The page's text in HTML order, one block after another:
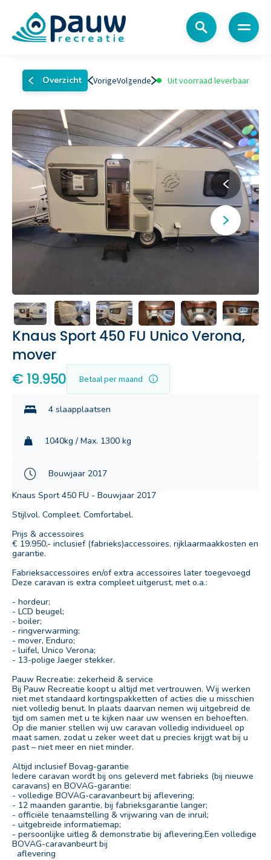
Menu
Overzicht VorigeVolgende Uit voorraad leverbaar
Knaus Sport 450 FU Unico Verona,
mover
€ 19.950 Betaal per maand
4 slaapplaatsen
1040kg / Max. 1300 kg
Bouwjaar 2017
Knaus Sport 450 FU - Bouwjaar 2017
Stijlvol. Compleet. Comfortabel.
Prijs & accessoires
€ 19.950,- inclusief (fabrieks)accessoires, rijklaarmaakkosten en
garantie.
Fabrieksaccessoires en/of extra accessoires later toegevoegd
Deze caravan is extra compleet uitgerust, met o.a.:
- hordeur;
- LCD beugel;
- boiler;
- ringverwarming;
- mover, Enduro;
- luifel, Unico Verona;
- 13-polige Jaeger stekker.
Pauw Recreatie: zekerheid & service
Bij Pauw Recreatie koopt u altijd met vertrouwen. Wij werken
niet met standaard kortingspakketten of acties die u misschien
niet volledig benut. In plaats daarvan nemen wij uitgebreid de
tijd om samen met u te kijken naar uw wensen en behoeften.
Op die manier stellen wij uw caravan volledig individueel op
maat samen, zodat u zeker weet dat u precies krijgt wat bij u
past – niet meer en niet minder.
Altijd inclusief Bovag-garantie
Iedere caravan wordt bij ons geleverd met fabrieks (bij nieuwe
caravans) en BOVAG-garantie:
- volledige BOVAG-caravanbeurt bij aflevering;
- 12 maanden garantie, bij fabrieksgarantie langer;
- officiële tenaamstelling & vrijwaring van de inruil;
- uitgebreide informatiemap;
- persoonlijke uitleg & demonstratie bij aflevering.Een volledige
BOVAG-caravanbeurt bij
aflevering